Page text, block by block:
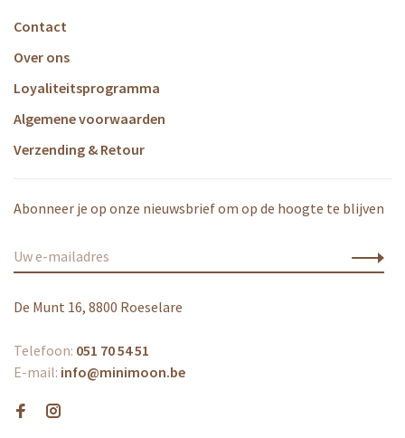
Contact
Over ons
Loyaliteitsprogramma
Algemene voorwaarden
Verzending & Retour
Abonneer je op onze nieuwsbrief om op de hoogte te blijven
De Munt 16, 8800 Roeselare
Telefoon: 051 70 54 51
E-mail: info@minimoon.be